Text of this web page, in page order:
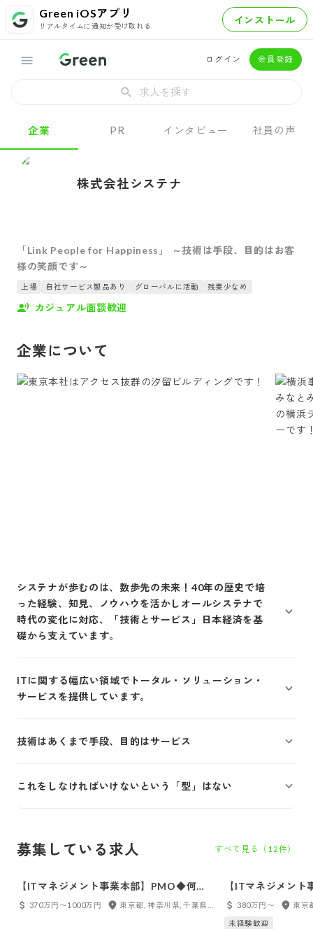
Green iOSアプリ
リアルタイムに通知が受け取れる インストール
ログイン 会員登録
求人を探す
企業 PR インタビュー 社員の声
株式会社システナ
「Link People for Happiness」 ～技術は手段、目的はお客
様の笑顔です～
上場 自社サービス製品あり グローバルに活動 残業少なめ
カジュアル面談歓迎
企業について
システナが歩むのは、数歩先の未来！40年の歴史で培
った経験、知見、ノウハウを活かしオールシステナで
時代の変化に対応、「技術とサービス」日本経済を基
礎から支えています。
ITに関する幅広い領域でトータル・ソリューション・
サービスを提供しています。
技術はあくまで手段、目的はサービス
これをしなければいけないという「型」はない
募集している求人 すべて見る（ 12件）
【ITマネジメント事業本部】PMO◆何ら
かのIT業界経験者優遇
370万円〜1000万円
【ITマネジメン
務◆キャリアデザ
界経験者優遇
380万円〜
東京
未経験歓迎